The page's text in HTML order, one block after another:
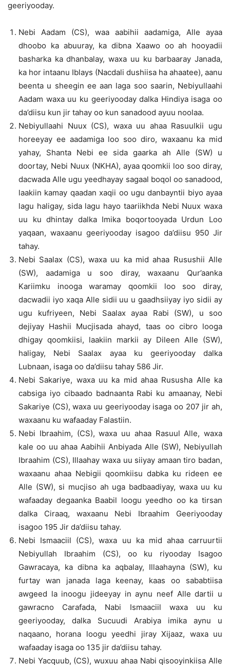
geeriyooday.
Nebi Aadam (CS), waa aabihii aadamiga, Alle ayaa
dhoobo ka abuuray, ka dibna Xaawo oo ah hooyadii
basharka ka dhanbalay, waxa uu ku barbaaray Janada,
ka hor intaanu Iblays (Nacdali dushiisa ha ahaatee), aanu
beenta u sheegin ee aan laga soo saarin, Nebiyullaahi
Aadam waxa uu ku geeriyooday dalka Hindiya isaga oo
da’diisu kun jir tahay oo kun sanadood ayuu noolaa.
Nebiyullaahi Nuux (CS), waxa uu ahaa Rasuulkii ugu
horeeyay ee aadamiga loo soo diro, waxaanu ka mid
yahay, Shanta Nebi ee sida gaarka ah Alle (SW) u
doortay, Nebi Nuux (NKHA), ayaa qoomkii loo soo diray,
dacwada Alle ugu yeedhayay sagaal boqol oo sanadood,
laakiin kamay qaadan xaqii oo ugu danbayntii biyo ayaa
lagu haligay, sida lagu hayo taariikhda Nebi Nuux waxa
uu ku dhintay dalka Imika boqortooyada Urdun Loo
yaqaan, waxaanu geeriyooday isagoo da’diisu 950 Jir
tahay.
Nebi Saalax (CS), waxa uu ka mid ahaa Rusushii Alle
(SW), aadamiga u soo diray, waxaanu Qur’aanka
Kariimku inooga waramay qoomkii loo soo diray,
dacwadii iyo xaqa Alle sidii uu u gaadhsiiyay iyo sidii ay
ugu kufriyeen, Nebi Saalax ayaa Rabi (SW), u soo
dejiyay Hashii Mucjisada ahayd, taas oo cibro looga
dhigay qoomkiisi, laakiin markii ay Dileen Alle (SW),
haligay, Nebi Saalax ayaa ku geeriyooday dalka
Lubnaan, isaga oo da’diisu tahay 586 Jir.
Nebi Sakariye, waxa uu ka mid ahaa Rususha Alle ka
cabsiga iyo cibaado badnaanta Rabi ku amaanay, Nebi
Sakariye (CS), waxa uu geeriyooday isaga oo 207 jir ah,
waxaanu ku wafaaday Falastiin.
Nebi Ibraahim, (CS), waxa uu ahaa Rasuul Alle, waxa
kale oo uu ahaa Aabihii Anbiyada Alle (SW), Nebiyullah
Ibraahim (CS), Illaahay waxa uu siiyay amaan tiro badan,
waxaanu ahaa Nebigii qoomkiisu dabka ku rideen ee
Alle (SW), si mucjiso ah uga badbaadiyay, waxa uu ku
wafaaday degaanka Baabil loogu yeedho oo ka tirsan
dalka Ciraaq, waxaanu Nebi Ibraahim Geeriyooday
isagoo 195 Jir da’diisu tahay.
Nebi Ismaaciil (CS), waxa uu ka mid ahaa carruurtii
Nebiyullah Ibraahim (CS), oo ku riyooday Isagoo
Gawracaya, ka dibna ka aqbalay, Illaahayna (SW), ku
furtay wan janada laga keenay, kaas oo sababtiisa
awgeed la inoogu jideeyay in aynu neef Alle dartii u
gawracno Carafada, Nabi Ismaaciil waxa uu ku
geeriyooday, dalka Sucuudi Arabiya imika aynu u
naqaano, horana loogu yeedhi jiray Xijaaz, waxa uu
wafaaday isaga oo 135 jir da’diisu tahay.
Nebi Yacquub, (CS), wuxuu ahaa Nabi qisooyinkiisa Alle